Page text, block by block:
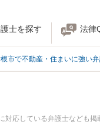
士を探す 法律
市で不動産・住まいに強い
応している弁護士なども